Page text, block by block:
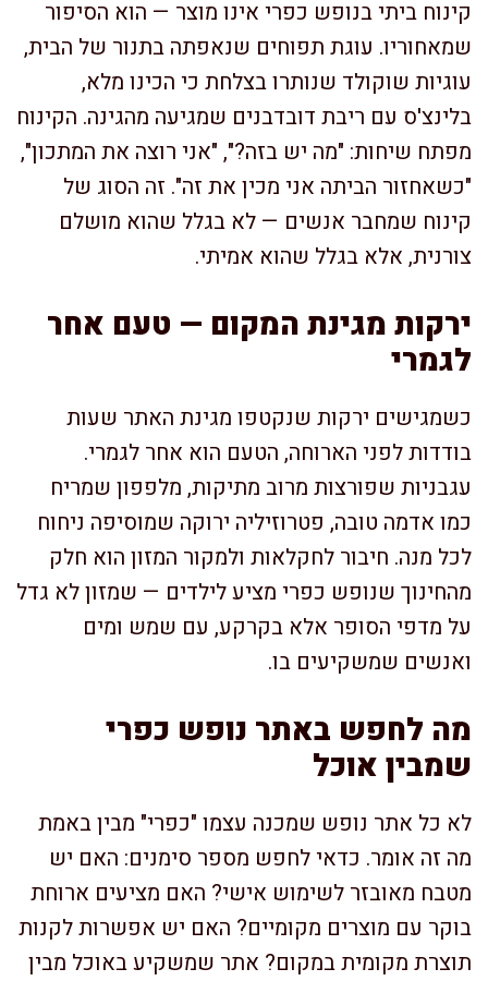
קינוח ביתי בנופש כפרי אינו מוצר — הוא הסיפור
שמאחוריו. עוגת תפוחים שנאפתה בתנור של הבית,
עוגיות שוקולד שנותרו בצלחת כי הכינו מלא,
בלינצ'ס עם ריבת דובדבנים שמגיעה מהגינה. הקינוח
מפתח שיחות: "מה יש בזה?", "אני רוצה את המתכון",
"כשאחזור הביתה אני מכין את זה". זה הסוג של
קינוח שמחבר אנשים — לא בגלל שהוא מושלם
צורנית, אלא בגלל שהוא אמיתי.
ירקות מגינת המקום — טעם אחר
לגמרי
כשמגישים ירקות שנקטפו מגינת האתר שעות
בודדות לפני הארוחה, הטעם הוא אחר לגמרי.
עגבניות שפורצות מרוב מתיקות, מלפפון שמריח
כמו אדמה טובה, פטרוזיליה ירוקה שמוסיפה ניחוח
לכל מנה. חיבור לחקלאות ולמקור המזון הוא חלק
מהחינוך שנופש כפרי מציע לילדים — שמזון לא גדל
על מדפי הסופר אלא בקרקע, עם שמש ומים
ואנשים שמשקיעים בו.
מה לחפש באתר נופש כפרי
שמבין אוכל
לא כל אתר נופש שמכנה עצמו "כפרי" מבין באמת
מה זה אומר. כדאי לחפש מספר סימנים: האם יש
מטבח מאובזר לשימוש אישי? האם מציעים ארוחת
בוקר עם מוצרים מקומיים? האם יש אפשרות לקנות
תוצרת מקומית במקום? אתר שמשקיע באוכל מבין